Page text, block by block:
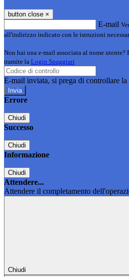
button close ×
E-mail
all'indirizzo indicato con le istruzioni
Non hai una e-mail associata al nome utente?
tramite la Login Spaggiari
E-mail inviata, si prega di controllare la
Errore
Chiudi
Successo
Chiudi
Informazione
Chiudi
Attendere...
Attendere il completamento
Chiudi